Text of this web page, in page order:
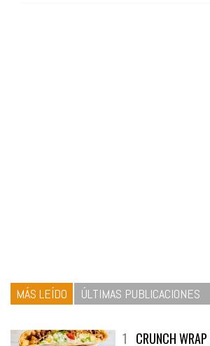
MÁS LEÍDO ÚLTIMAS PUBLICACIONES
1 CRUNCH